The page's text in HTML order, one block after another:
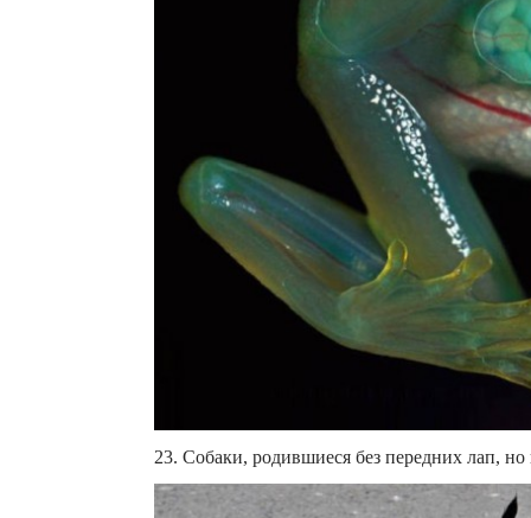
23. Собаки, родившиеся без передних лап,